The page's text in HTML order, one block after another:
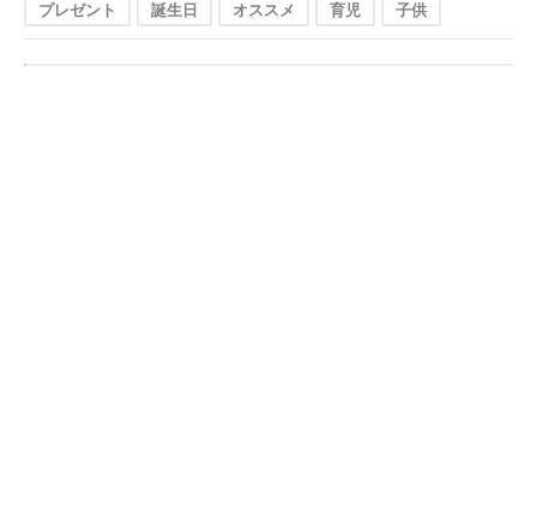
プレゼント 誕生日 オススメ 育児 子供